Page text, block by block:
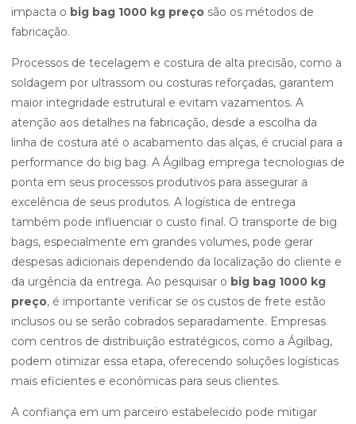
impacta o big bag 1000 kg preço são os métodos de
fabricação.
Processos de tecelagem e costura de alta precisão, como a
soldagem por ultrassom ou costuras reforçadas, garantem
maior integridade estrutural e evitam vazamentos. A
atenção aos detalhes na fabricação, desde a escolha da
linha de costura até o acabamento das alças, é crucial para a
performance do big bag. A Ágilbag emprega tecnologias de
ponta em seus processos produtivos para assegurar a
excelência de seus produtos. A logística de entrega
também pode influenciar o custo final. O transporte de big
bags, especialmente em grandes volumes, pode gerar
despesas adicionais dependendo da localização do cliente e
da urgência da entrega. Ao pesquisar o big bag 1000 kg
preço, é importante verificar se os custos de frete estão
inclusos ou se serão cobrados separadamente. Empresas
com centros de distribuição estratégicos, como a Ágilbag,
podem otimizar essa etapa, oferecendo soluções logísticas
mais eficientes e econômicas para seus clientes.
A confiança em um parceiro estabelecido pode mitigar